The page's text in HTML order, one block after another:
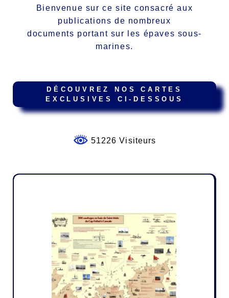
Bienvenue sur ce site consacré aux
publications de nombreux
documents portant sur les épaves sous-
marines.
DÉCOUVREZ NOS CARTES
EXCLUSIVES CI-DESSOUS
51226 Visiteurs